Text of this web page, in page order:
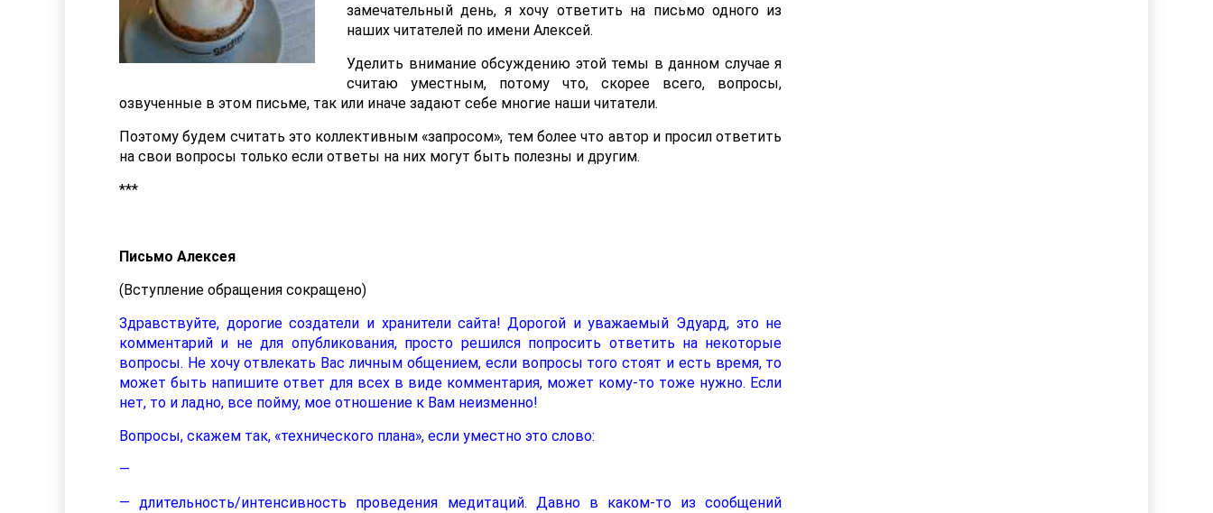
замечательный день, я хочу ответить на письмо одного из
наших читателей по имени Алексей.
Уделить внимание обсуждению этой темы в данном случае я
считаю уместным, потому что, скорее всего, вопросы,
озвученные в этом письме, так или иначе задают себе многие наши читатели.
Поэтому будем считать это коллективным «запросом», тем более что автор и просил ответить
на свои вопросы только если ответы на них могут быть полезны и другим.
***
Письмо Алексея
(Вступление обращения сокращено)
Здравствуйте, дорогие создатели и хранители сайта! Дорогой и уважаемый Эдуард, это не
комментарий и не для опубликования, просто решился попросить ответить на некоторые
вопросы. Не хочу отвлекать Вас личным общением, если вопросы того стоят и есть время, то
может быть напишите ответ для всех в виде комментария, может кому-то тоже нужно. Если
нет, то и ладно, все пойму, мое отношение к Вам неизменно!
Вопросы, скажем так, «технического плана», если уместно это слово:
—
— длительность/интенсивность проведения медитаций. Давно в каком-то из сообщений